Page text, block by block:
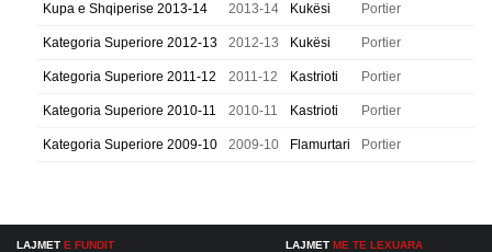
Kupa e Shqiperise 2013-14 2013-14 Kukësi Portier
Kategoria Superiore 2012-13 2012-13 Kukësi Portier
Kategoria Superiore 2011-12 2011-12 Kastrioti Portier
Kategoria Superiore 2010-11 2010-11 Kastrioti Portier
Kategoria Superiore 2009-10 2009-10 Flamurtari Portier
LAJMET E FUNDIT LAJMET ME TE LEXUARA